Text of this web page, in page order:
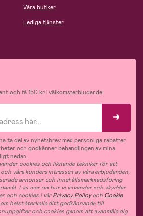
Våra butiker
Lediga tjänster
och få 150 kr i välkomsterbjudande!
ta del av nyhetsbrev med personliga rabatter,
och godkänner behandlingen av mina
nedan.
cookies och liknande tekniker för att
våra kunders intressen av våra erbjudanden,
annonser och innehållsmarknadsföring
Läs mer om hur vi använder och skyddar
och cookies i vårPrivacy Policyoch Cookie
helst återkalla ditt godkännande till
och cookies genom att avanmäla dig